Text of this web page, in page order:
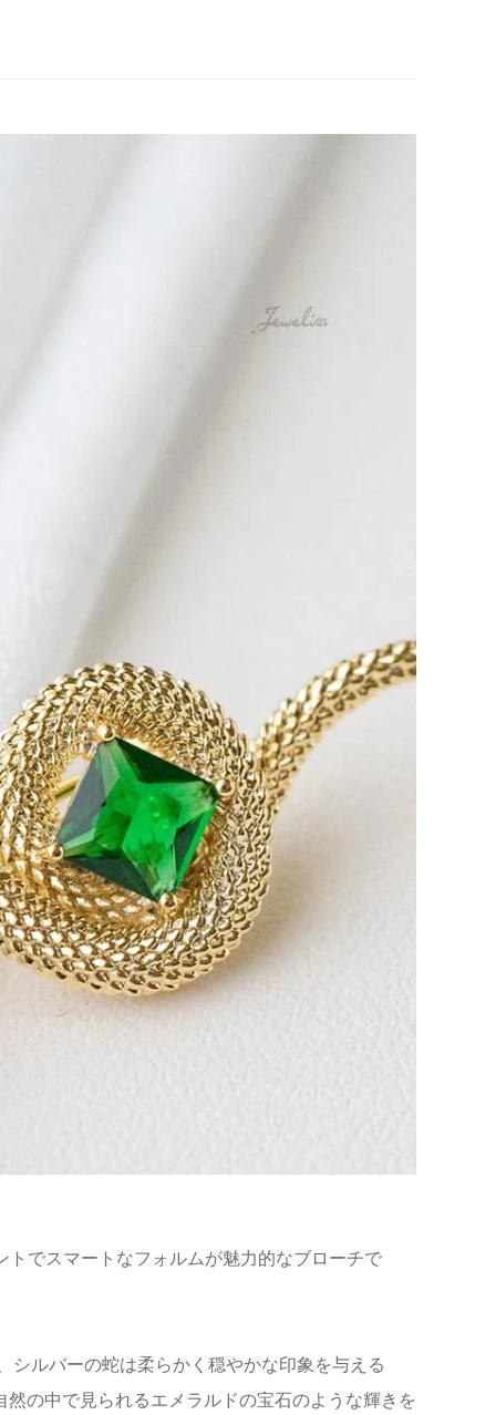
トでスマートなフォルムが魅力的なブローチで
ルバーの蛇は柔らかく穏やかな印象を与える
の中で見られるエメラルドの宝石のような輝きを